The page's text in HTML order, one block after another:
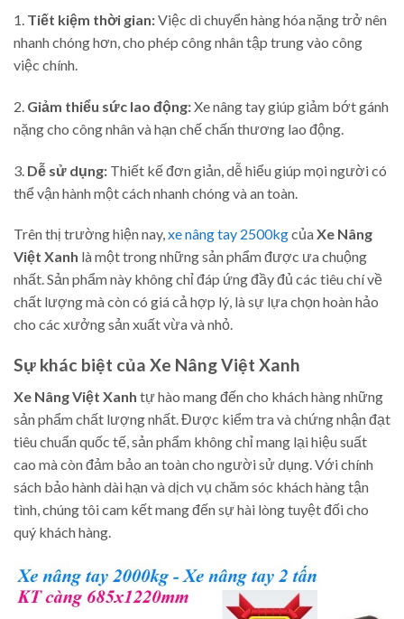
1. Tiết kiệm thời gian:Việc di chuyển hàng hóa nặng trở nên
nhanh chóng hơn, cho phép công nhân tập trung vào công
việc chính.
2. Giảm thiểu sức lao động:Xe nâng tay giúp giảm bớt gánh
nặng cho công nhân và hạn chế chấn thương lao động.
3. Dễ sử dụng: Thiết kế đơn giản, dễ hiểu giúp mọi người có
thể vận hành một cách nhanh chóng và an toàn.
Trên thị trường hiện nay,xe nâng tay 2500kgcủaXe Nâng
Việt Xanh là một trong những sản phẩm được ưa chuộng
nhất. Sản phẩm này không chỉ đáp ứng đầy đủ các tiêu chí về
chất lượng mà còn có giá cả hợp lý, là sự lựa chọn hoàn hảo
cho các xưởng sản xuất vừa và nhỏ.
Sự khác biệt của Xe Nâng Việt Xanh
Xe Nâng Việt Xanh tự hào mang đến cho khách hàng những
sản phẩm chất lượng nhất. Được kiểm tra và chứng nhận đạt
tiêu chuẩn quốc tế, sản phẩm không chỉ mang lại hiệu suất
cao mà còn đảm bảo an toàn cho người sử dụng. Với chính
sách bảo hành dài hạn và dịch vụ chăm sóc khách hàng tận
tình, chúng tôi cam kết mang đến sự hài lòng tuyệt đối cho
quý khách hàng.